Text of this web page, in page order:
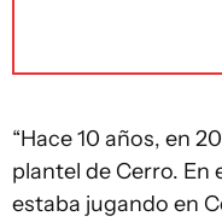
“Hace 10 años, en
plantel de Cerro. En
estaba jugando en